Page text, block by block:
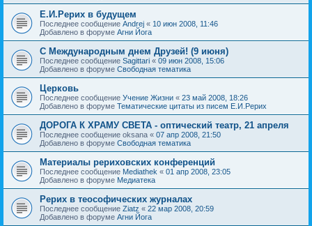
Е.И.Рерих в будущем
Последнее сообщение Andrej « 10 июн 2008, 11:46
Добавлено в форуме Агни Йога
С Международным днем Друзей! (9 июня)
Последнее сообщение Sagittari « 09 июн 2008, 15:06
Добавлено в форуме Свободная тематика
Церковь
Последнее сообщение Учение Жизни « 23 май 2008, 18:26
Добавлено в форуме Тематические цитаты из писем Е.И.Рерих
ДОРОГА К ХРАМУ СВЕТА - оптический театр, 21 апреля
Последнее сообщение oksana « 07 апр 2008, 21:50
Добавлено в форуме Свободная тематика
Материалы рериховских конференций
Последнее сообщение Mediathek « 01 апр 2008, 23:05
Добавлено в форуме Медиатека
Рерих в теософических журналах
Последнее сообщение Ziatz « 22 мар 2008, 20:59
Добавлено в форуме Агни Йога